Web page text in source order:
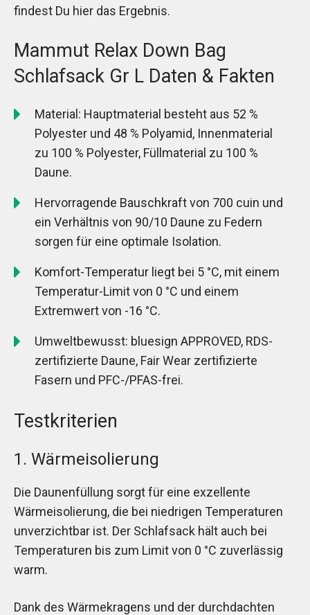
findest Du hier das Ergebnis.
Mammut Relax Down Bag
Schlafsack Gr L Daten & Fakten
Material: Hauptmaterial besteht aus 52 %
Polyester und 48 % Polyamid, Innenmaterial
zu 100 % Polyester, Füllmaterial zu 100 %
Daune.
Hervorragende Bauschkraft von 700 cuin und
ein Verhältnis von 90/10 Daune zu Federn
sorgen für eine optimale Isolation.
Komfort-Temperatur liegt bei 5 °C, mit einem
Temperatur-Limit von 0 °C und einem
Extremwert von -16 °C.
Umweltbewusst: bluesign APPROVED, RDS-
zertifizierte Daune, Fair Wear zertifizierte
Fasern und PFC-/PFAS-frei.
Testkriterien
1. Wärmeisolierung
Die Daunenfüllung sorgt für eine exzellente
Wärmeisolierung, die bei niedrigen Temperaturen
unverzichtbar ist. Der Schlafsack hält auch bei
Temperaturen bis zum Limit von 0 °C zuverlässig
warm.
Dank des Wärmekragens und der durchdachten